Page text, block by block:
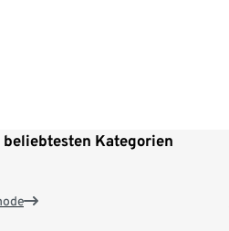
beliebtesten Kategorien